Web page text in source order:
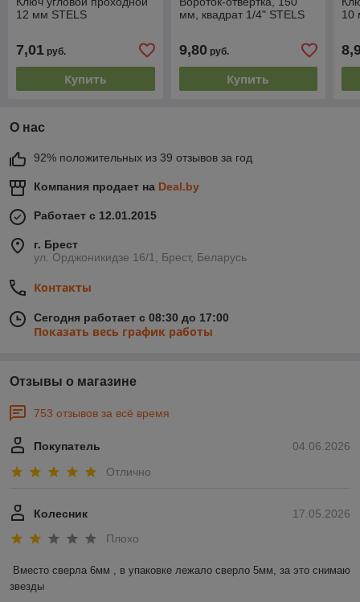
12 мм STELS
7,01 руб.
Купить
мм, квадрат 1/4" STELS
9,80руб.
Купить
10
О нас
92% положительных из 39 отзывов за год
Компания продает на Deal.by
Работает с 12.01.2015
г. Брест
ул. Орджоникидзе 16/1, Брест, Беларусь
Контакты
Сегодня работает с 08:30 до 17:00
Показать весь график работы
Отзывы о магазине
753 отзывов за всё время
04.06.2026
Покупатель
Отлично
17.05.2026
Колесник
Плохо
Вместо сверла 6мм , в упаковке лежало сверло 5мм, за это снимаю
звезды